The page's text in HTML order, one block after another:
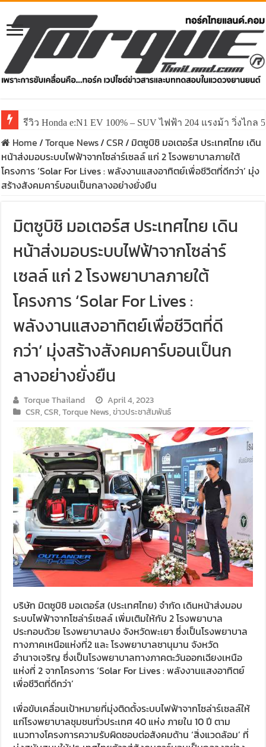
รีวิว Honda e:N1 EV 100% – SUV ไฟฟ้า 204 แรงม้า วิ่งไกล
Home/Torque News/CSR/ มิตซูบิชิ มอเตอร์ส ประเทศไทย เดิน
หน้าส่งมอบระบบไฟฟ้าจากโซล่าร์เซลล์ แก่ 2 โรงพยาบาลภายใต้
โครงการ ‘Solar For Lives : พลังงานแสงอาทิตย์เพื่อชีวิตที่ดีกว่า’ มุ่ง
สร้างสังคมคาร์บอนเป็นกลางอย่างยั่งยืน
มิตซูบิชิ มอเตอร์ส ประเทศไทย เดิน
หน้าส่งมอบระบบไฟฟ้าจากโซล่าร์
เซลล์ แก่ 2 โรงพยาบาลภายใต้
โครงการ ‘Solar For Lives :
พลังงานแสงอาทิตย์เพื่อชีวิตที่ดี
กว่า’ มุ่งสร้างสังคมคาร์บอนเป็นก
ลางอย่างยั่งยืน
Torque Thailand
April 4, 2023
CSR,CSR,Torque News,ข่าวประชาสัมพันธ์
บริษัท มิตซูบิชิ มอเตอร์ส (ประเทศไทย) จำกัด เดินหน้าส่งมอบ
ระบบไฟฟ้าจากโซล่าร์เซลล์ เพิ่มเติมให้กับ 2 โรงพยาบาล
ประกอบด้วย โรงพยาบาลปง จังหวัดพะเยา ซึ่งเป็นโรงพยาบาล
ทางภาคเหนือแห่งที่2 และ โรงพยาบาลชานุมาน จังหวัด
อำนาจเจริญ ซึ่งเป็นโรงพยาบาลทางภาคตะวันออกเฉียงเหนือ
แห่งที่ 2 จากโครงการ ‘Solar For Lives : พลังงานแสงอาทิตย์
เพื่อชีวิตที่ดีกว่า’
เพื่อขับเคลื่อนเป้าหมายที่มุ่งติดตั้งระบบไฟฟ้าจากโซล่าร์เซลล์ให้
แก่โรงพยาบาลชุมชนทั่วประเทศ 40 แห่ง ภายใน 10 ปี ตาม
แนวทางโครงการความรับผิดชอบต่อสังคมด้าน ‘สิ่งแวดล้อม’ ที่